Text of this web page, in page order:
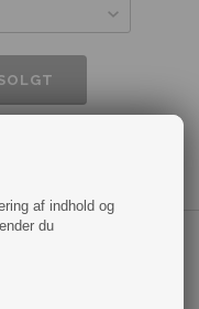
af indhold og
du